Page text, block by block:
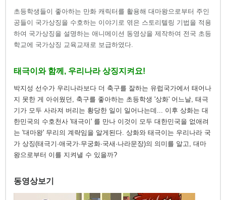
초등학생들이 좋아하는 만화 캐릭터를 활용해 대마왕으로부터 주인
공들이 국가상징을 수호하는 이야기로 엮은 스토리텔링 기법을 적용
하여 국가상징을 설명하는 애니메이션 동영상을 제작하여 전국 초등
학교에 국가상징 교육교재로 보급하였다.
태극이와 함께, 우리나라 상징지켜요!
박지성 선수가 우리나라보다 더 축구를 잘하는 유럽국가에서 태어나
지 못한 게 아쉬웠던, 축구를 좋아하는 초등학생 '상화' 어느날, 태극
기가 모두 사라져 버리는 황당한 일이 일어나는데... 이후 상화는 대
한민국의 수호천사 '태극이' 를 만나 이것이 모두 대한민국을 없애려
는 '대마왕' 무리의 계략임을 알게된다. 상화와 태극이는 우리나라 국
가 상징(태극기·애국가·무궁화·국새·나라문장)의 의미를 알고, 대마
왕으로부터 이를 지켜낼 수 있을까?
동영상보기